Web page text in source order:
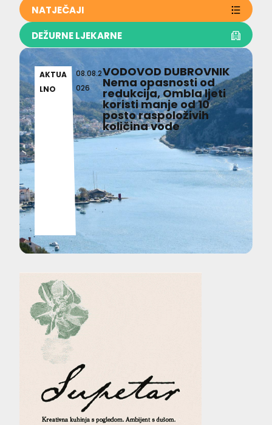
NATJEČAJI
DEŽURNE LJEKARNE
AKTUA
LNO
08.08.2
026
VODOVOD DUBROVNIK
Nema opasnosti od
redukcija, Ombla ljeti
koristi manje od 10
posto raspoloživih
količina vode